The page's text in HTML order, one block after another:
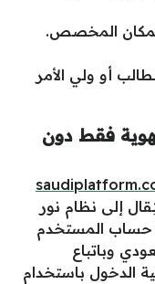
المخصص.
أو ولي الأمر
فقط دون
إلى نظام نور
حساب المستخدم
وباتباع
الدخول باستخدام